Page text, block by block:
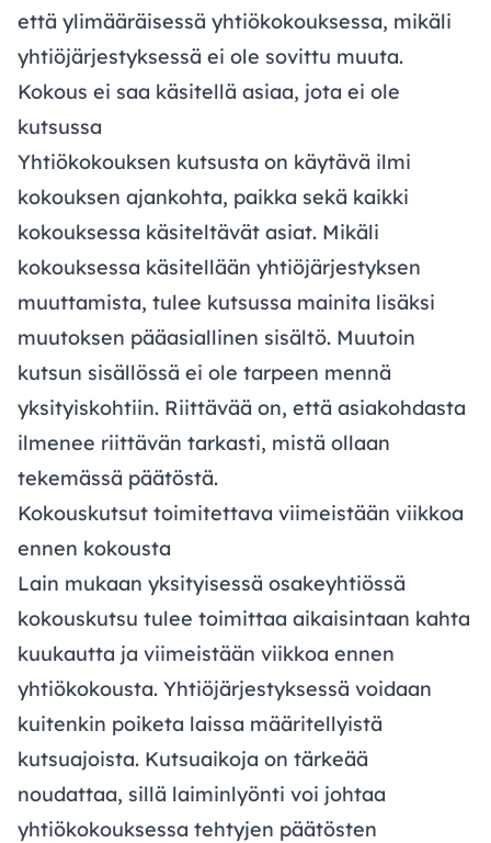
että ylimääräisessä yhtiökokouksessa, mikäli
yhtiöjärjestyksessä ei ole sovittu muuta.
Kokous ei saa käsitellä asiaa, jota ei ole
kutsussa
Yhtiökokouksen kutsusta on käytävä ilmi
kokouksen ajankohta, paikka sekä kaikki
kokouksessa käsiteltävät asiat. Mikäli
kokouksessa käsitellään yhtiöjärjestyksen
muuttamista, tulee kutsussa mainita lisäksi
muutoksen pääasiallinen sisältö. Muutoin
kutsun sisällössä ei ole tarpeen mennä
yksityiskohtiin. Riittävää on, että asiakohdasta
ilmenee riittävän tarkasti, mistä ollaan
tekemässä päätöstä.
Kokouskutsut toimitettava viimeistään viikkoa
ennen kokousta
Lain mukaan yksityisessä osakeyhtiössä
kokouskutsu tulee toimittaa aikaisintaan kahta
kuukautta ja viimeistään viikkoa ennen
yhtiökokousta. Yhtiöjärjestyksessä voidaan
kuitenkin poiketa laissa määritellyistä
kutsuajoista. Kutsuaikoja on tärkeää
noudattaa, sillä laiminlyönti voi johtaa
yhtiökokouksessa tehtyjen päätösten